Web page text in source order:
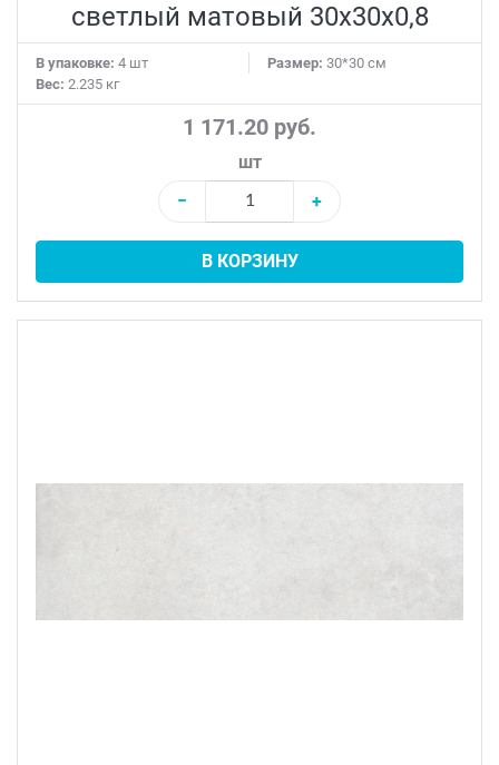
светлый матовый 30x30x0,8
В упаковке: 4 шт Размер: 30*30 см
Вес: 2.235 кг
1 171.20 руб.
шт
−
+
В КОРЗИНУ